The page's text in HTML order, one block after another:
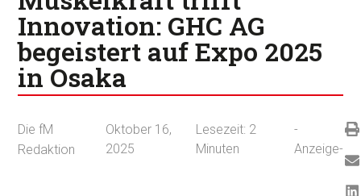
Innovation: GHC AG
begeistert auf Expo 2025
in Osaka
Die fM
Redaktion
Oktober 16,
2025
Lesezeit: 2
Minuten
-
Anzeige-